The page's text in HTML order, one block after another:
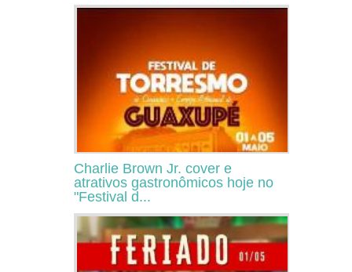
Charlie Brown Jr. cover e
atrativos gastronômicos hoje no
"Festival d...